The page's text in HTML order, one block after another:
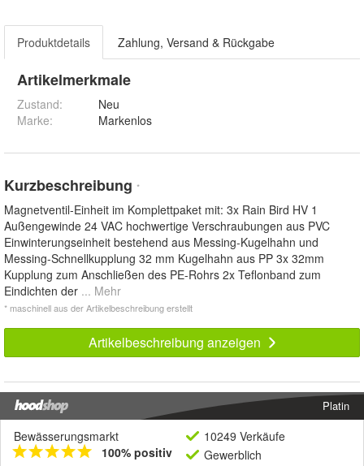
Produktdetails Zahlung, Versand & Rückgabe
Artikelmerkmale
Zustand:
Neu
Marke:
Markenlos
Kurzbeschreibung *
Magnetventil-Einheit im Komplettpaket mit: 3x Rain Bird HV 1
Außengewinde 24 VAC hochwertige Verschraubungen aus PVC
Einwinterungseinheit bestehend aus Messing-Kugelhahn und
Messing-Schnellkupplung 32 mm Kugelhahn aus PP 3x 32mm
Kupplung zum Anschließen des PE-Rohrs 2x Teflonband zum
Eindichten der ... Mehr
* maschinell aus der Artikelbeschreibung erstellt
Artikelbeschreibung anzeigen
Platin
Bewässerungsmarkt
100% positiv
10249 Verkäufe
Gewerblich